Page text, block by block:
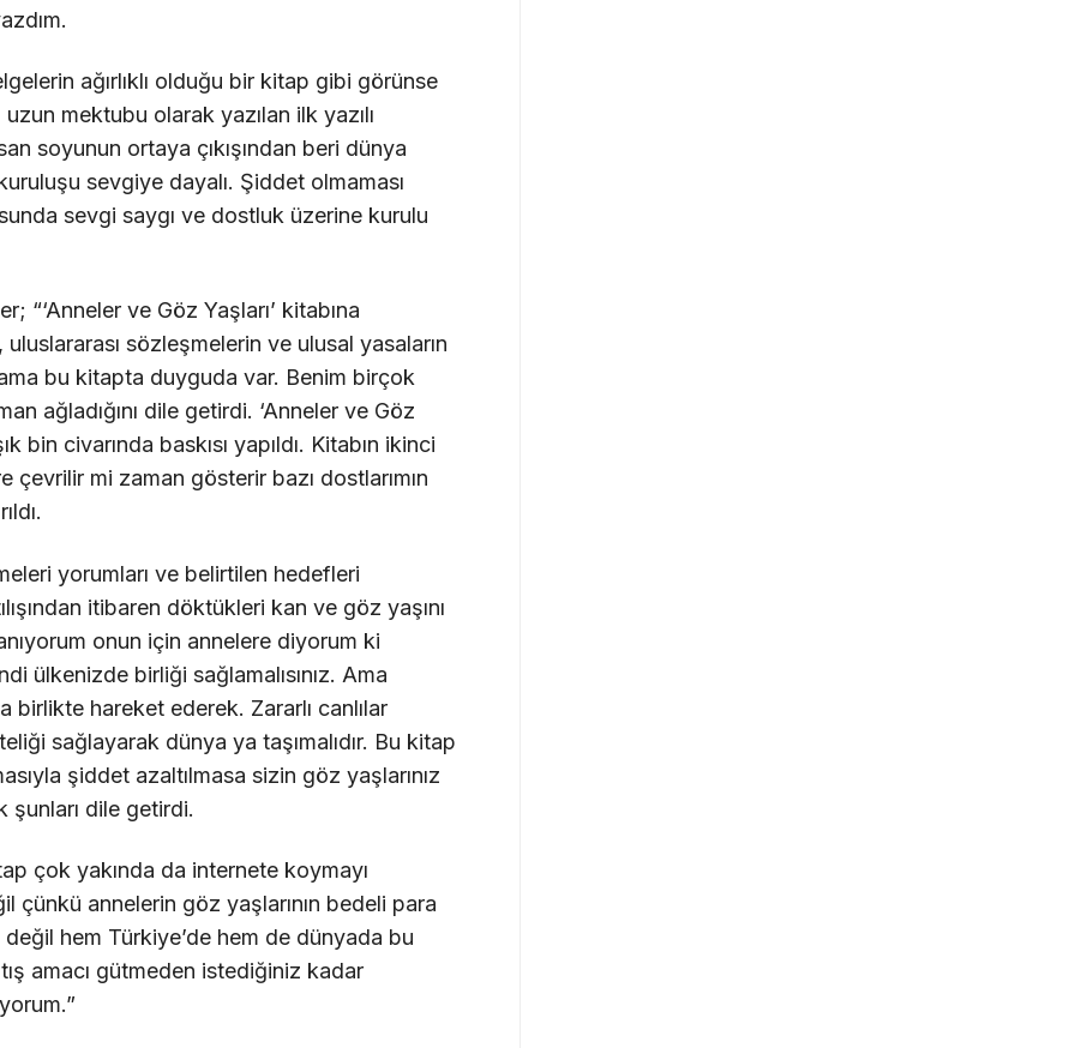
ağırlıklı olduğu bir kitap gibi görünse
mektubu olarak yazılan ilk yazılı
soyunun ortaya çıkışından beri dünya
sevgiye dayalı. Şiddet olmaması
sevgi saygı ve dostluk üzerine kurulu
“‘Anneler ve Göz Yaşları’ kitabına
sözleşmelerin ve ulusal yasaların
bu kitapta duyguda var. Benim birçok
ağladığını dile getirdi. ‘Anneler ve Göz
bin civarında baskısı yapıldı. Kitabın ikinci
çevrilir mi zaman gösterir bazı dostlarımın
yorumları ve belirtilen hedefleri
itibaren döktükleri kan ve göz yaşını
onun için annelere diyorum ki
ülkenizde birliği sağlamalısınız. Ama
birlikte hareket ederek. Zararlı canlılar
sağlayarak dünya ya taşımalıdır. Bu kitap
şiddet azaltılmasa sizin göz yaşlarınız
şunları dile getirdi.
çok yakında da internete koymayı
çünkü annelerin göz yaşlarının bedeli para
hem Türkiye’de hem de dünyada bu
amacı gütmeden istediğiniz kadar